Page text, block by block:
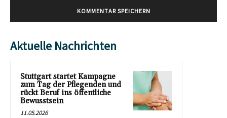
Aktuelle Nachrichten
Stuttgart startet Kampagne
zum Tag der Pflegenden und
rückt Beruf ins öffentliche
Bewusstsein
11.05.2026